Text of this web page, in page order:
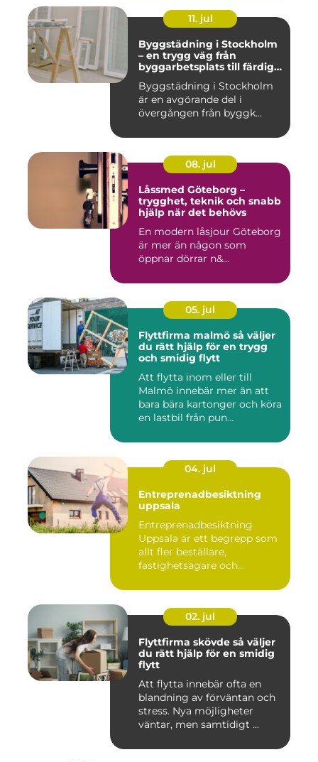
11. jul
Byggstädning i Stockholm
– en trygg väg från
byggarbetsplats till färdig
Byggstädning i Stockholm
är en avgörande del i
övergången från byggk...
08. jul
Låssmed Göteborg –
trygghet, teknik och snabb
hjälp när det behövs
En modern låsjour Göteborg
är mer än någon som
öppnar dörrar n&...
05. jul
Flyttfirma malmö så väljer
du rätt hjälp för en trygg
och smidig flytt
Att flytta inom eller till
Malmö innebär mer än att
bara bära kartonger och köra
en lastbil från pun...
04. jul
Entreprenadbesiktning
uppsala
Entreprenadbesiktning
Uppsala är ett begrepp som
allt fler beställare,
fastighetsägare och
02. jul
Flyttfirma skövde så väljer
du rätt hjälp för en smidig
flytt
Att flytta innebär ofta en
blandning av förväntan och
stress. Nya möjligheter
väntar, men samtidigt ...